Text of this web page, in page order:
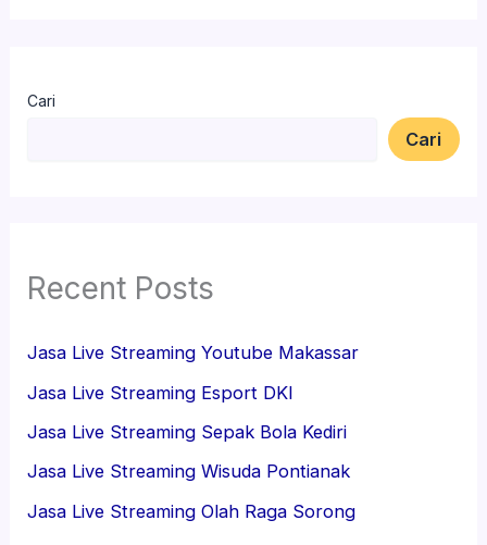
Cari
Cari
Recent Posts
Jasa Live Streaming Youtube Makassar
Jasa Live Streaming Esport DKI
Jasa Live Streaming Sepak Bola Kediri
Jasa Live Streaming Wisuda Pontianak
Jasa Live Streaming Olah Raga Sorong